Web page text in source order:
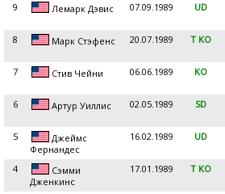
9 Лемарк Дэвис 07.09.1989 UD
8 Марк Стэфенс 20.07.1989 T KO
7 Стив Чейни 06.06.1989 KO
6 Артур Уиллис 02.05.1989 SD
5
Джеймс
Фернандес
16.02.1989 UD
4
Сэмми
Дженкинс
17.01.1989 T KO